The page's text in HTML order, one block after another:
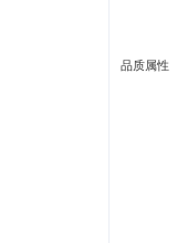
品质属性